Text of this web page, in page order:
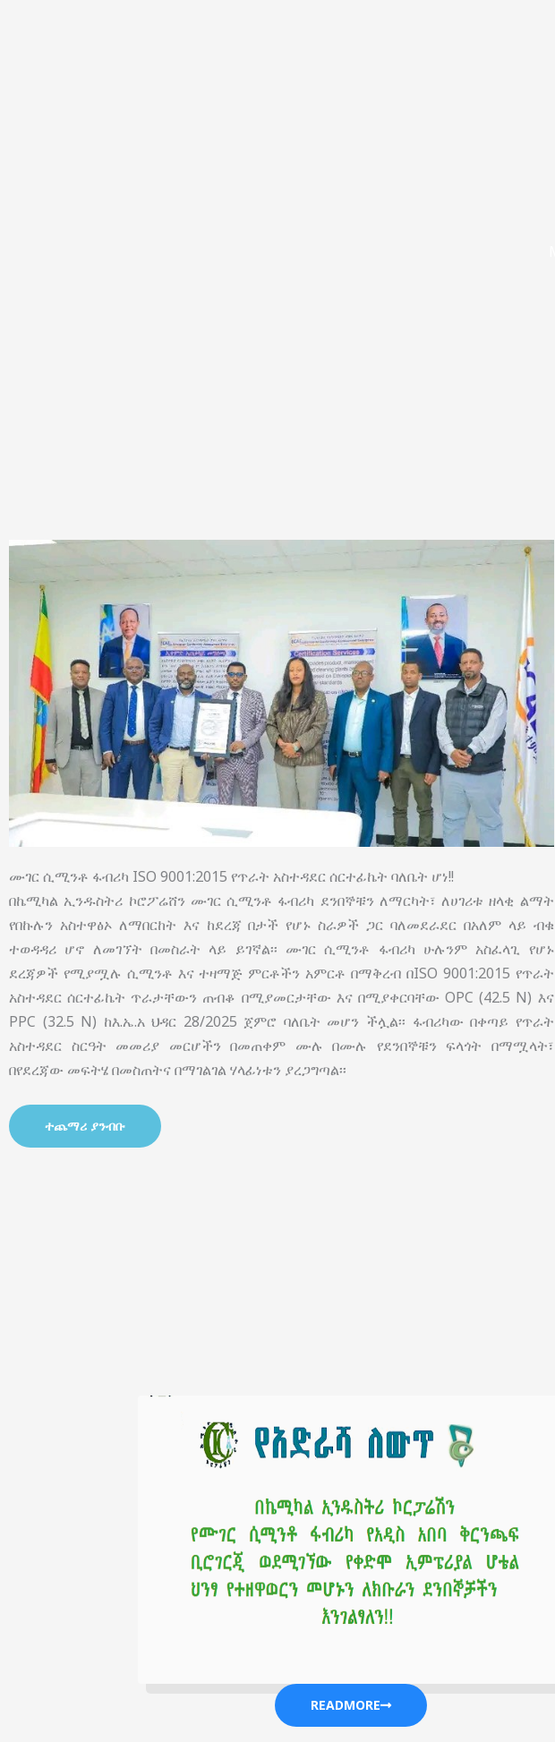
ሙገር ሲሚንቶ ፋብሪካ ISO 9001:2015 የጥራት አስተዳደር ሰርተፊኬት ባለቤት ሆነ!!
በኬሚካል ኢንዱስትሪ ኮሮፖሬሸን ሙገር ሲሚንቶ ፋብሪካ ደንበኞቹን ለማርካት፣ ለሀገሪቱ ዘላቂ ልማት
የበኩሉን አስተዋፅኦ ለማበርከት እና ከደረጃ በታች የሆኑ ስራዎች ጋር ባለመደራደር በአለም ላይ ብቁ
ተወዳዳሪ ሆኖ ለመገኘት በመስራት ላይ ይገኛል፡፡ ሙገር ሲሚንቶ ፋብሪካ ሁሉንም አስፈላጊ የሆኑ
ደረጃዎች የሚያሟሉ ሲሚንቶ እና ተዛማጅ ምርቶችን አምርቶ በማቅረብ በISO 9001:2015 የጥራት
አስተዳደር ሰርተፊኬት ጥራታቸውን ጠብቆ በሚያመርታቸው እና በሚያቀርባቸው OPC (42.5 N) እና
PPC (32.5 N) ከእ.ኤ.አ ህዳር 28/2025 ጀምሮ ባለቤት መሆን ችሏል፡፡ ፋብሪካው በቀጣይ የጥራት
አስተዳደር ስርዓት መመሪያ መርሆችን በመጠቀም ሙሉ በሙሉ የደንበኞቹን ፍላጎት በማሟላት፣
በየደረጃው መፍትሄ በመስጠትና በማገልገል ሃላፊነቱን ያረጋግጣል፡፡
ተጨማሪ ያንብቡ
READMORE